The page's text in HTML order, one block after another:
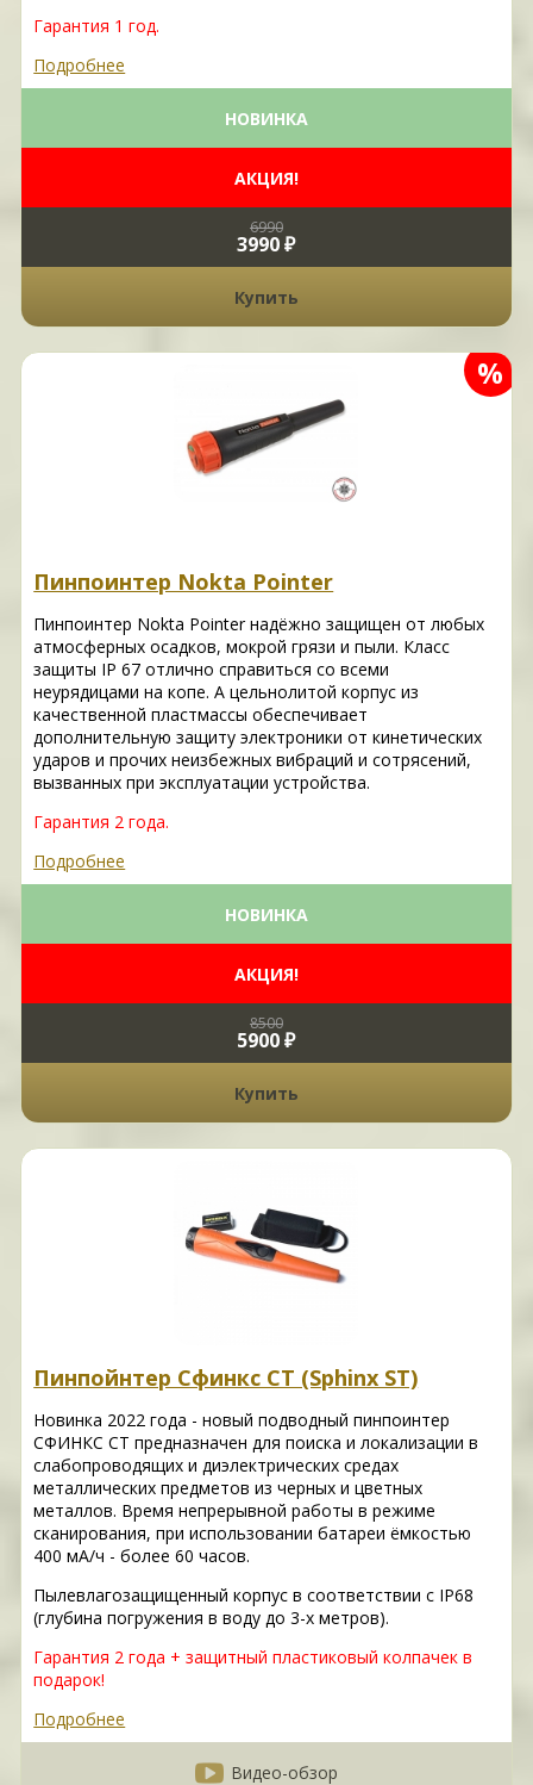
Гарантия 1 год.
Подробнее
НОВИНКА
АКЦИЯ!
6990
3990 ₽
Купить
%
Пинпоинтер Nokta Pointer
Пинпоинтер Nokta Pointer надёжно защищен от любых
атмосферных осадков, мокрой грязи и пыли. Класс
защиты IP 67 отлично справиться со всеми
неурядицами на копе. А цельнолитой корпус из
качественной пластмассы обеспечивает
дополнительную защиту электроники от кинетических
ударов и прочих неизбежных вибраций и сотрясений,
вызванных при эксплуатации устройства.
Гарантия 2 года.
Подробнее
НОВИНКА
АКЦИЯ!
8500
5900 ₽
Купить
Пинпойнтер Сфинкс СТ (Sphinx ST)
Новинка 2022 года - новый подводный пинпоинтер
СФИНКС СТ предназначен для поиска и локализации в
слабопроводящих и диэлектрических средах
металлических предметов из черных и цветных
металлов. Время непрерывной работы в режиме
сканирования, при использовании батареи ёмкостью
400 мА/ч - более 60 часов.
Пылевлагозащищенный корпус в соответствии с IP68
(глубина погружения в воду до 3-х метров).
Гарантия 2 года + защитный пластиковый колпачек в
подарок!
Подробнее
Видео-обзор